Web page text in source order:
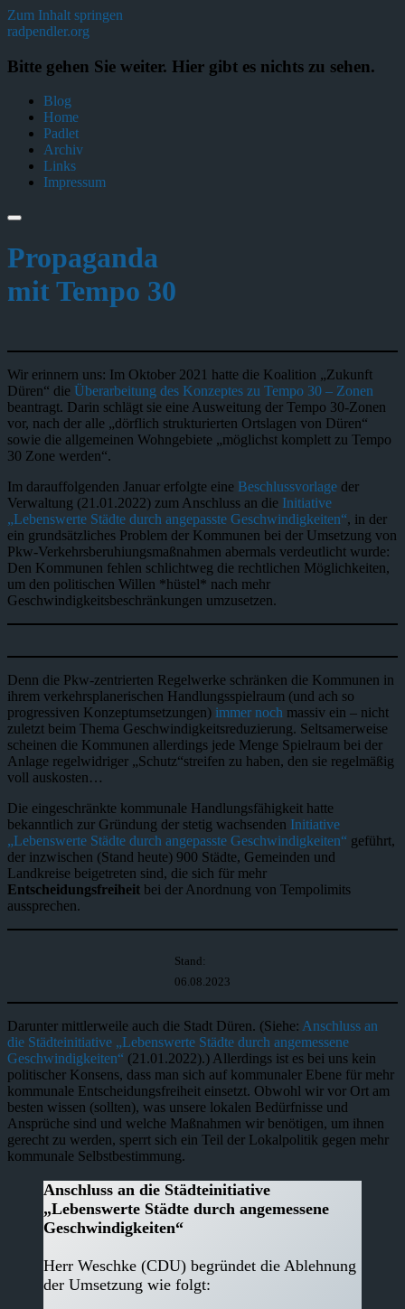
Zum Inhalt springen
radpendler.org
Bitte gehen Sie weiter. Hier gibt es nichts zu sehen.
Blog
Home
Padlet
Archiv
Links
Impressum
Propaganda
mit Tempo 30
Wir erinnern uns: Im Oktober 2021 hatte die Koalition „Zukunft
Düren“ die Überarbeitung des Konzeptes zu Tempo 30 – Zonen
beantragt. Darin schlägt sie eine Ausweitung der Tempo 30-Zonen
vor, nach der alle „dörflich strukturierten Ortslagen von Düren“
sowie die allgemeinen Wohngebiete „möglichst komplett zu Tempo
30 Zone werden“.
Im darauffolgenden Januar erfolgte eine Beschlussvorlage der
Verwaltung (21.01.2022) zum Anschluss an die Initiative
„Lebenswerte Städte durch angepasste Geschwindigkeiten“, in der
ein grundsätzliches Problem der Kommunen bei der Umsetzung von
Pkw-Verkehrsberuhiungsmaßnahmen abermals verdeutlicht wurde:
Den Kommunen fehlen schlichtweg die rechtlichen Möglichkeiten,
um den politischen Willen *hüstel* nach mehr
Geschwindigkeitsbeschränkungen umzusetzen.
Denn die Pkw-zentrierten Regelwerke schränken die Kommunen in
ihrem verkehrsplanerischen Handlungsspielraum (und ach so
progressiven Konzeptumsetzungen) immer noch massiv ein – nicht
zuletzt beim Thema Geschwindigkeitsreduzierung. Seltsamerweise
scheinen die Kommunen allerdings jede Menge Spielraum bei der
Anlage regelwidriger „Schutz“streifen zu haben, den sie regelmäßig
voll auskosten…
Die eingeschränkte kommunale Handlungsfähigkeit hatte
bekanntlich zur Gründung der stetig wachsenden Initiative
„Lebenswerte Städte durch angepasste Geschwindigkeiten“ geführt,
der inzwischen (Stand heute) 900 Städte, Gemeinden und
Landkreise beigetreten sind, die sich für mehr
Entscheidungsfreiheit bei der Anordnung von Tempolimits
aussprechen.
Stand:
06.08.2023
Darunter mittlerweile auch die Stadt Düren. (Siehe: Anschluss an
die Städteinitiative „Lebenswerte Städte durch angemessene
Geschwindigkeiten“ (21.01.2022).) Allerdings ist es bei uns kein
politischer Konsens, dass man sich auf kommunaler Ebene für mehr
kommunale Entscheidungsfreiheit einsetzt. Obwohl wir vor Ort am
besten wissen (sollten), was unsere lokalen Bedürfnisse und
Ansprüche sind und welche Maßnahmen wir benötigen, um ihnen
gerecht zu werden, sperrt sich ein Teil der Lokalpolitik gegen mehr
kommunale Selbstbestimmung.
Anschluss an die Städteinitiative
„Lebenswerte Städte durch angemessene
Geschwindigkeiten“
Herr Weschke (CDU) begründet die Ablehnung
der Umsetzung wie folgt: